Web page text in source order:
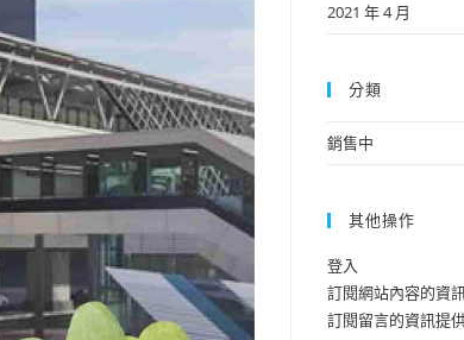
2021 年 4 月
分類
銷售中
其他操作
登入
訂閱網站內容的資
訂閱留言的資訊提